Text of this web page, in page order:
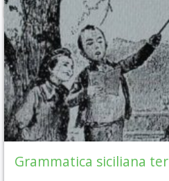
Grammatica siciliana ter